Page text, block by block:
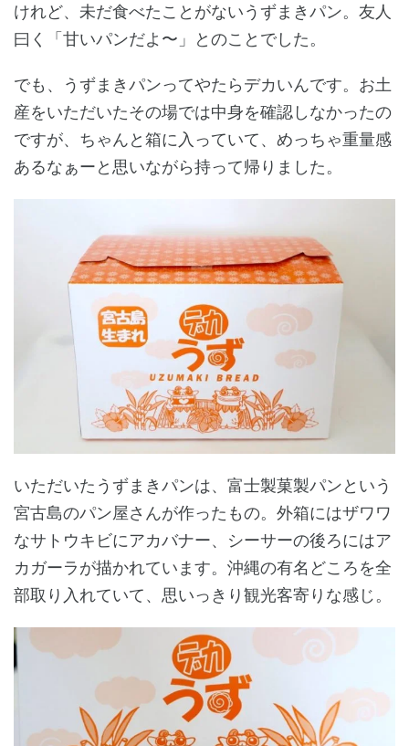
けれど、未だ食べたことがないうずまきパン。友人
曰く「甘いパンだよ〜」とのことでした。
でも、うずまきパンってやたらデカいんです。お土
産をいただいたその場では中身を確認しなかったの
ですが、ちゃんと箱に入っていて、めっちゃ重量感
あるなぁーと思いながら持って帰りました。
いただいたうずまきパンは、富士製菓製パンという
宮古島のパン屋さんが作ったもの。外箱にはザワワ
なサトウキビにアカバナー、シーサーの後ろにはア
カガーラが描かれています。沖縄の有名どころを全
部取り入れていて、思いっきり観光客寄りな感じ。